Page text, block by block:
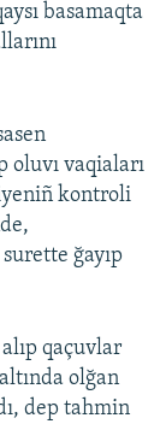
basamaqta
oluvı vaqiaları
kontroli
ğayıp
alıp qaçuvlar
olğan
dep tahmin